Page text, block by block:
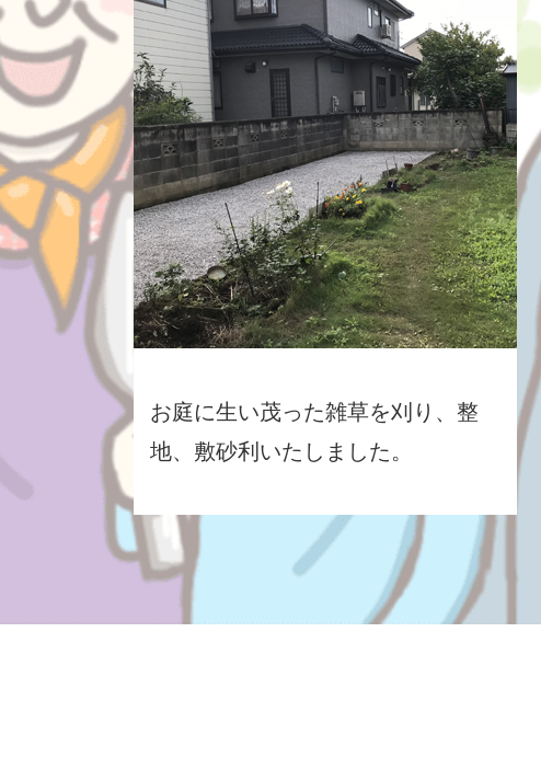
お庭に生い茂った雑草を刈り、整
地、敷砂利いたしました。